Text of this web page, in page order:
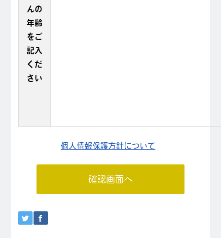
んの
年齢
をご
記入
くだ
さい
個人情報保護方針について